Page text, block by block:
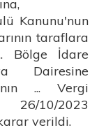
Kanunu'nun
taraflara
Bölge İdare
Dairesine
... Vergi
26/10/2023
verildi.